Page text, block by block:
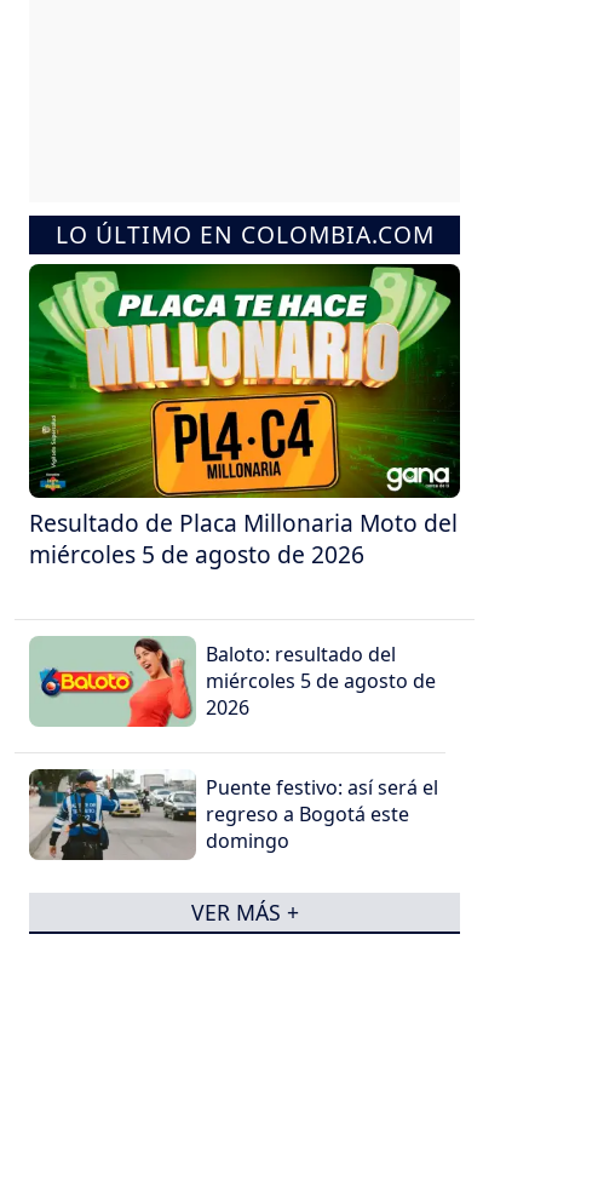
LO ÚLTIMO EN COLOMBIA.COM
Resultado de Placa Millonaria Moto del
miércoles 5 de agosto de 2026
Baloto: resultado del
miércoles 5 de agosto de
2026
Puente festivo: así será el
regreso a Bogotá este
domingo
VER MÁS +